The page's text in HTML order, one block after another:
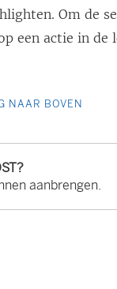
Om de
een actie in de
NAAR BOVEN
aanbrengen.